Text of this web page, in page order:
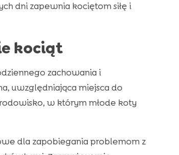
dni zapewnia kociętom siłę i
kociąt
zachowania i
uwzględniająca miejsca do
w którym młode koty
dla zapobiegania problemom z